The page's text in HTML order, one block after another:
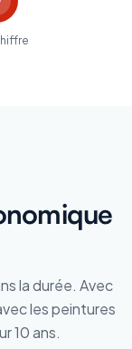
la durée. Avec
les peintures
10 ans.